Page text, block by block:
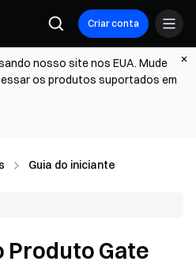
Criar conta
nosso site nos EUA. Mude
os produtos suportados em
Guia do iniciante
Produto Gate